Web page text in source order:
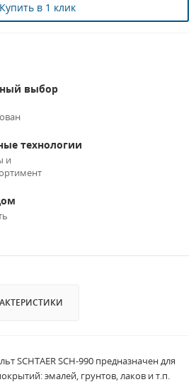
Купить в 1 клик
выбор
технологии
и
SCHTAER SCH-990 предназначен для
эмалей, грунтов, лаков и т.п.